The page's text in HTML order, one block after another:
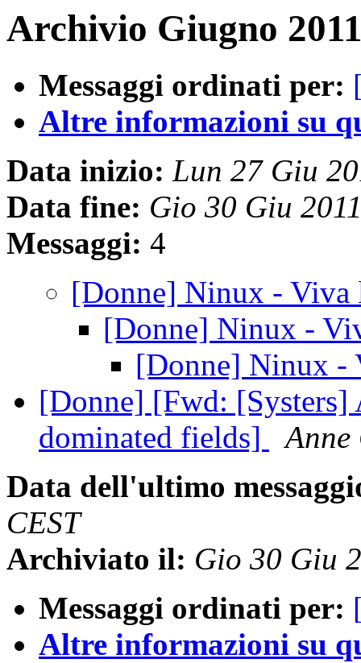
Archivio Giugno
Messaggi ordinati per:
Altre informazioni su
Data inizio: Lun 27 Giu
Data fine: Gio 30 Giu
Messaggi: 4
[Donne] Ninux -
[Donne] Ninux -
[Donne] Ninux -
[Donne] [Fwd: [Systers]
dominated fields]
Anne
Data dell'ultimo
CEST
Archiviato il: Gio 30 Giu
Messaggi ordinati per:
Altre informazioni su